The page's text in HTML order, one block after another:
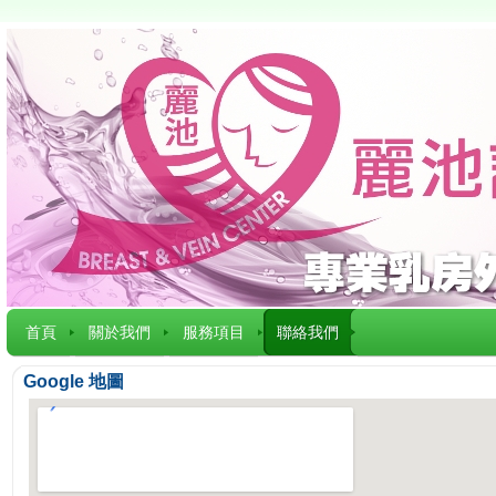
首頁 關於我們 服務項目 聯絡我們
Google 地圖